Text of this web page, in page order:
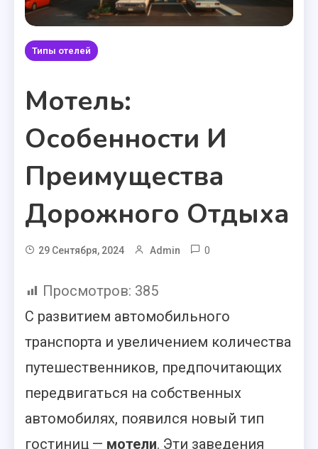
Типы отелей
Мотель:
Особенности И
Преимущества
Дорожного Отдыха
29 Сентября, 2024 Admin 0
Просмотров: 385
С развитием автомобильного
транспорта и увеличением количества
путешественников, предпочитающих
передвигаться на собственных
автомобилях, появился новый тип
гостиниц — мотели. Эти заведения